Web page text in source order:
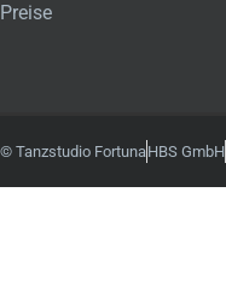
Preise
© Tanzstudio FortunaHBS GmbH